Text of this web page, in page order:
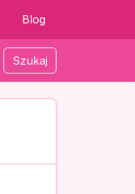
Blog
Szukaj